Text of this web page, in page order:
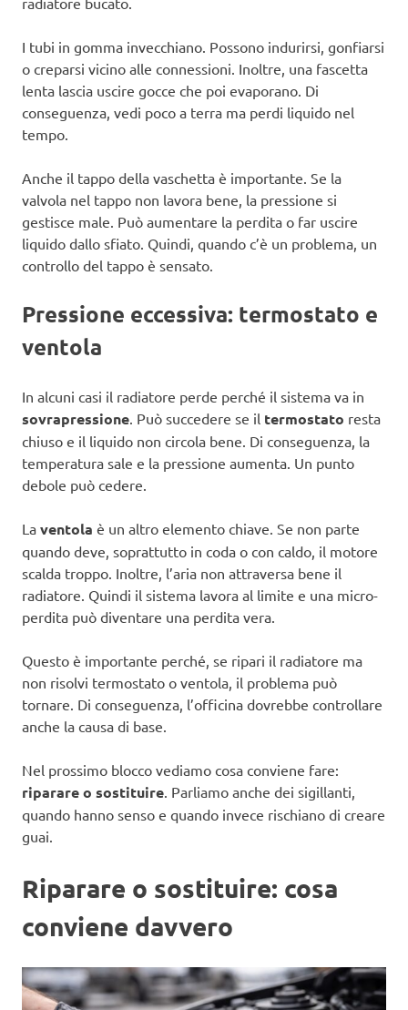
I tubi in gomma invecchiano. Possono indurirsi, gonfiarsi
o creparsi vicino alle connessioni. Inoltre, una fascetta
lenta lascia uscire gocce che poi evaporano. Di
conseguenza, vedi poco a terra ma perdi liquido nel
tempo.
Anche il tappo della vaschetta è importante. Se la
valvola nel tappo non lavora bene, la pressione si
gestisce male. Può aumentare la perdita o far uscire
liquido dallo sfiato. Quindi, quando c’è un problema, un
controllo del tappo è sensato.
Pressione eccessiva: termostato e
ventola
In alcuni casi il radiatore perde perché il sistema va in
sovrapressione. Può succedere se il termostato resta
chiuso e il liquido non circola bene. Di conseguenza, la
temperatura sale e la pressione aumenta. Un punto
debole può cedere.
La ventola è un altro elemento chiave. Se non parte
quando deve, soprattutto in coda o con caldo, il motore
scalda troppo. Inoltre, l’aria non attraversa bene il
radiatore. Quindi il sistema lavora al limite e una micro-
perdita può diventare una perdita vera.
Questo è importante perché, se ripari il radiatore ma
non risolvi termostato o ventola, il problema può
tornare. Di conseguenza, l’officina dovrebbe controllare
anche la causa di base.
Nel prossimo blocco vediamo cosa conviene fare:
riparare o sostituire. Parliamo anche dei sigillanti,
quando hanno senso e quando invece rischiano di creare
guai.
Riparare o sostituire: cosa
conviene davvero